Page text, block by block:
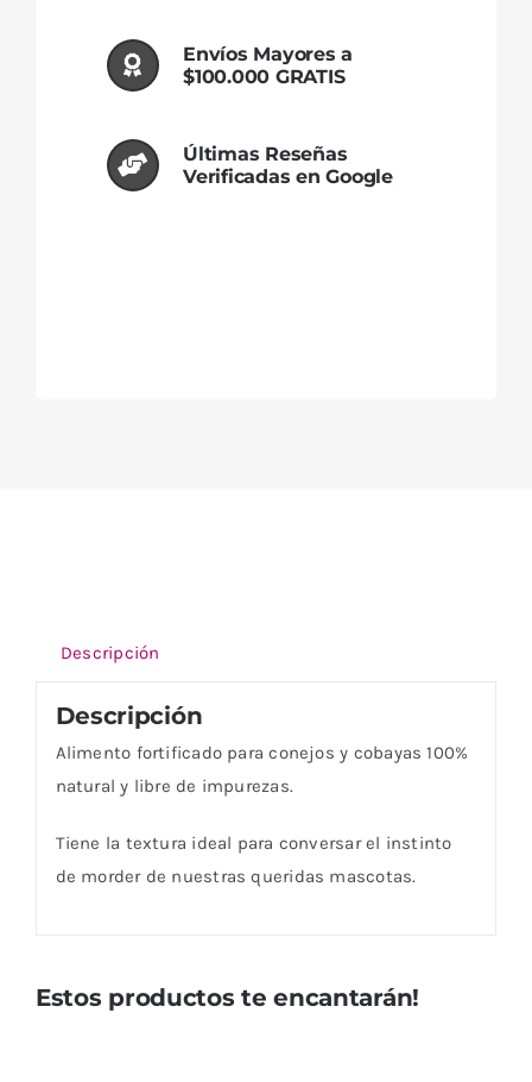
Envíos Mayores a
$100.000 GRATIS
Últimas Reseñas
Verificadas en Google
Descripción
Descripción
Alimento fortificado para conejos y cobayas 100%
natural y libre de impurezas.
Tiene la textura ideal para conversar el instinto
de morder de nuestras queridas mascotas.
Estos productos te encantarán!